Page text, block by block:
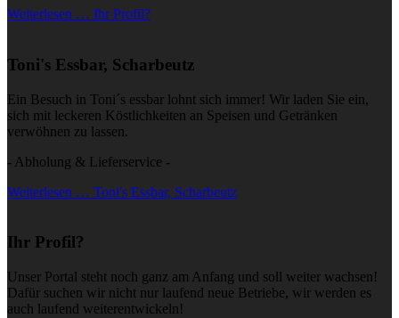
Weiterlesen … Ihr Profil?
Toni's Essbar, Scharbeutz
Ein Besuch in Toni´s essbar lohnt sich immer! Wir laden Sie ein,
sich mit leckeren Köstlichkeiten an Speisen und Getränken
verwöhnen zu lassen.
- Abholung & Lieferservice -
Weiterlesen … Toni's Essbar, Scharbeutz
Ihr Profil?
Unser Portal steht noch ganz am Anfang und soll weiter wachsen!
Dafür suchen wir nicht nur laufend neue Betriebe, wir werden es
auch laufend weiterentwickeln!